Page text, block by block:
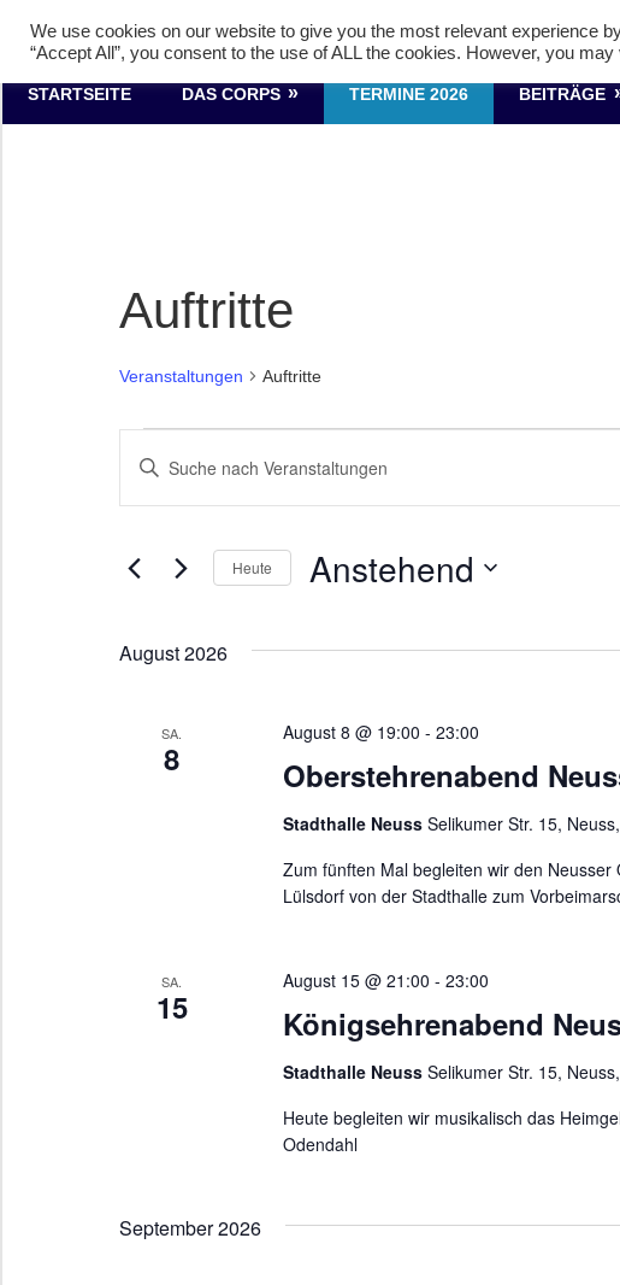
InhaltTambourcorps Concordia
Tambourcorps
STARTSEITE DAS CORPS TERMINE 2026 BEITRÄGE
Auftritte
Veranstaltungen Auftritte
Veranstaltungen
Veranstaltungen
Suche
Ansichten,
Navigation
Bitte
nach
Schlüsselwort.
Heute Anstehend
August 2026
SA.
8 Oberstehrenabend
August 8 @ 19:00 - 23:00
Stadthalle Neuss Selikumer Str. 15,
Zum fünften Mal begleiten wir den
Lülsdorf von der Stadthalle zum
SA.
15 Königsehrenabend
August 15 @ 21:00 - 23:00
Stadthalle Neuss Selikumer Str. 15,
Heute begleiten wir musikalisch das
Odendahl
September 2026
We use cookies on our website to give you the most relevant experience
“Accept All”, you consent to the use of ALL the cookies. However, you